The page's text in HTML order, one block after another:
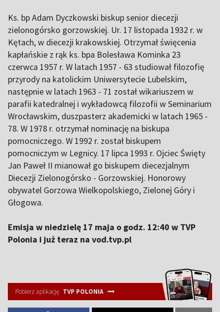
Ks. bp Adam Dyczkowski biskup senior diecezji
zielonogórsko gorzowskiej. Ur. 17 listopada 1932 r. w
Kętach, w diecezji krakowskiej. Otrzymał święcenia
kapłańskie z rąk ks. bpa Bolesława Kominka 23
czerwca 1957 r. W latach 1957 - 63 studiował filozofię
przyrody na katolickim Uniwersytecie Lubelskim,
następnie w latach 1963 - 71 został wikariuszem w
parafii katedralnej i wykładowcą filozofii w Seminarium
Wrocławskim, duszpasterz akademicki w latach 1965 -
78. W 1978 r. otrzymał nominację na biskupa
pomocniczego. W 1992 r. został biskupem
pomocniczym w Legnicy. 17 lipca 1993 r. Ojciec Święty
Jan Paweł II mianował go biskupem diecezjalnym
Diecezji Zielonogórsko - Gorzowskiej. Honorowy
obywatel Gorzowa Wielkopolskiego, Zielonej Góry i
Głogowa.
Emisja w niedzielę 17 maja o godz. 12:40 w TVP
Polonia i już teraz na vod.tvp.pl
Pobierz aplikację TVP POLONIA